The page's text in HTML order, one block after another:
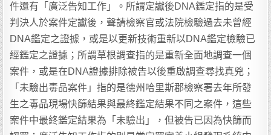
件還有「廣泛告知工作」。所謂定讞後DNA鑑定指的是受
判決人於案件定讞後，聲請檢察官或法院檢驗過去未曾經
DNA鑑定之證據，或是以更新技術重新以DNA鑑定檢驗已
經鑑定之證據；所謂草根調查指的是重新全面地調查一個
案件，或是在DNA證據排除被告以後重啟調查尋找真兇；
「未驗出毒品案件」指的是德州哈里斯郡檢察署去年所發
生之毒品現場快篩結果與最終鑑定結果不同之案件，這些
案件中最終鑑定結果為「未驗出」，但被告已因為快篩而